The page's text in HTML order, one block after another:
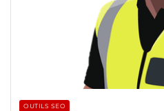
OUTILS SEO